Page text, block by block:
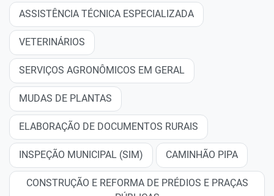
ASSISTÊNCIA TÉCNICA ESPECIALIZADA
VETERINÁRIOS
SERVIÇOS AGRONÔMICOS EM GERAL
MUDAS DE PLANTAS
ELABORAÇÃO DE DOCUMENTOS RURAIS
INSPEÇÃO MUNICIPAL (SIM) CAMINHÃO PIPA
CONSTRUÇÃO E REFORMA DE PRÉDIOS E PRAÇAS